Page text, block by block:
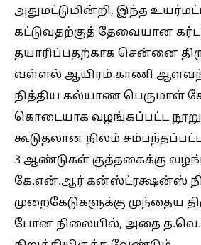
அதுமட்டுமின்றி, இந்த
கட்டுவதற்குத் தேவையான
தயாரிப்பதற்காக சென்னை
வள்ளல் ஆயிரம் காணி
நித்திய கல்யாண பெருமாள்
கொடையாக வழங்கப்பட்ட நூறு
கூடுதலான நிலம்
3 ஆண்டுகள் குத்தகைக்கு
கே.என்.ஆர் கன்ஸ்ட்ரக்ஷன்ஸ்
முறைகேடுகளுக்கு முந்தைய
போன நிலையில், அதை த.வெ.க.